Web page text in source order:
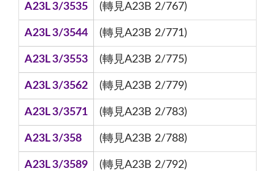
A23L 3/3535 (轉見A23B 2/767)
A23L 3/3544 (轉見A23B 2/771)
A23L 3/3553 (轉見A23B 2/775)
A23L 3/3562 (轉見A23B 2/779)
A23L 3/3571 (轉見A23B 2/783)
A23L 3/358 (轉見A23B 2/788)
A23L 3/3589 (轉見A23B 2/792)